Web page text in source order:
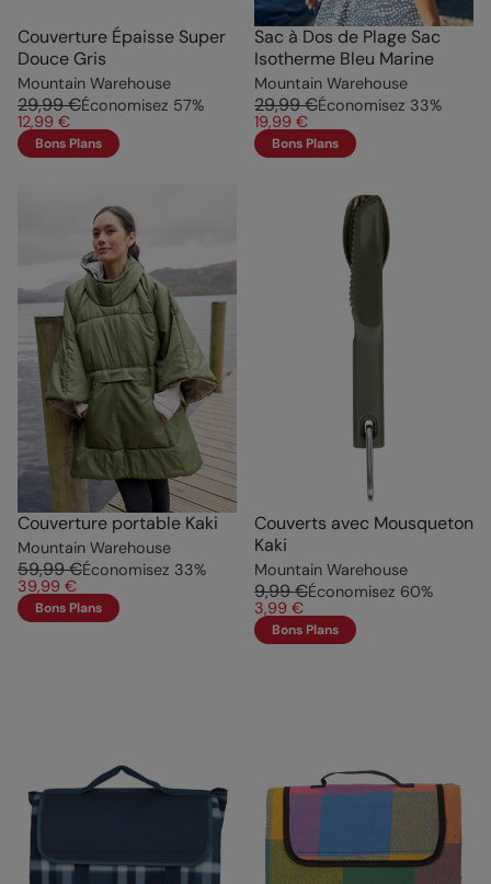
Couverture Épaisse Super
Douce Gris
Mountain Warehouse
29,99 €Économisez 57%
12,99 €
Bons Plans
Sac à Dos de Plage Sac
Isotherme Bleu Marine
Mountain Warehouse
29,99 €Économisez 33%
19,99 €
Bons Plans
Couverture portable Kaki
Mountain Warehouse
59,99 €Économisez 33%
39,99 €
Bons Plans
Couverts avec Mousqueton
Kaki
Mountain Warehouse
9,99 €Économisez 60%
3,99 €
Bons Plans